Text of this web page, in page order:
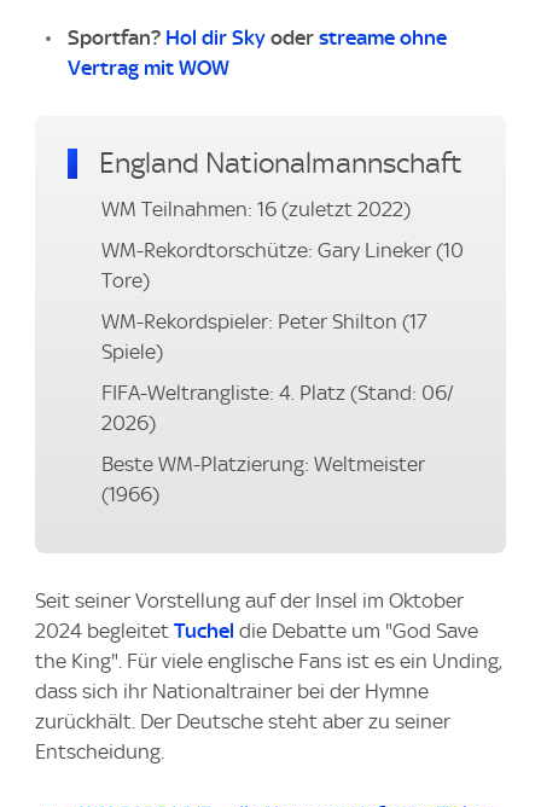
Sportfan? Hol dir Sky oder streame ohne
Vertrag mit WOW
England Nationalmannschaft
WM Teilnahmen: 16 (zuletzt 2022)
WM-Rekordtorschütze: Gary Lineker (10
Tore)
WM-Rekordspieler: Peter Shilton (17
Spiele)
FIFA-Weltrangliste: 4. Platz (Stand: 06/
2026)
Beste WM-Platzierung: Weltmeister
(1966)
Seit seiner Vorstellung auf der Insel im Oktober
2024 begleitet Tuchel die Debatte um "God Save
the King". Für viele englische Fans ist es ein Unding,
dass sich ihr Nationaltrainer bei der Hymne
zurückhält. Der Deutsche steht aber zu seiner
Entscheidung.